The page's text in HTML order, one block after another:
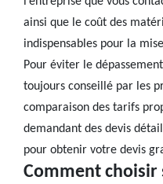
ainsi que le coût des
indispensables pour la
Pour éviter le
toujours conseillé par les
comparaison des tarifs
demandant des devis
pour obtenir votre devis
Comment choisir